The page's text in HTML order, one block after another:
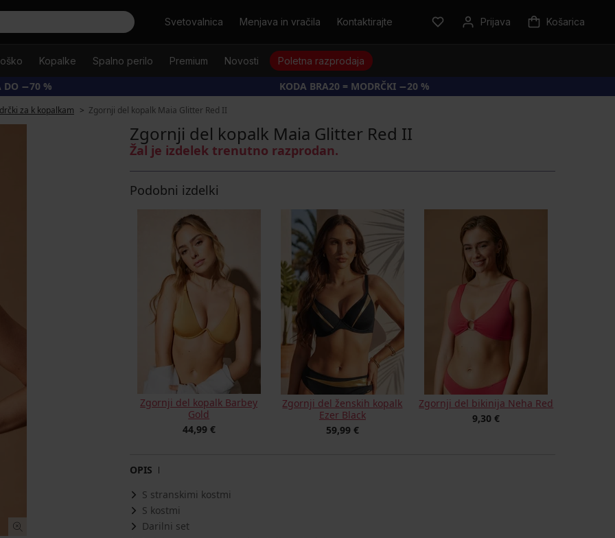
Svetovalnica Menjava in vračila Kontaktirajte Prijava Košarica
Kopalke Spalno perilo Premium Novosti Poletna razprodaja
DO −70 % KODA BRA20 = MODRČKI −20 %
za k kopalkam Zgornji del kopalk Maia Glitter Red II
Zgornji del kopalk Maia Glitter Red II
Žal je izdelek trenutno razprodan.
Podobni izdelki
Zgornji del kopalk Barbey
Gold
44,99 €
Zgornji del ženskih kopalk
Ezer Black
59,99 €
Zgornji del bikinija Neha Red
9,30 €
OPIS
S stranskimi kostmi
S kostmi
Darilni set